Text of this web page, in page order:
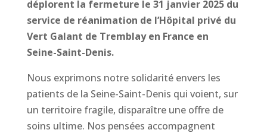
déplorent la fermeture le 31 janvier 2025 du
service de réanimation de l’Hôpital privé du
Vert Galant de Tremblay en France en
Seine-Saint-Denis.
Nous exprimons notre solidarité envers les
patients de la Seine-Saint-Denis qui voient, sur
un territoire fragile, disparaître une offre de
soins ultime. Nos pensées accompagnent